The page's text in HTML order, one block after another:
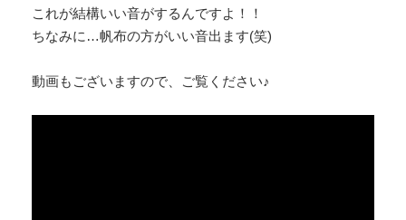
これが結構いい音がするんですよ！！
ちなみに…帆布の方がいい音出ます(笑)
動画もございますので、ご覧ください♪